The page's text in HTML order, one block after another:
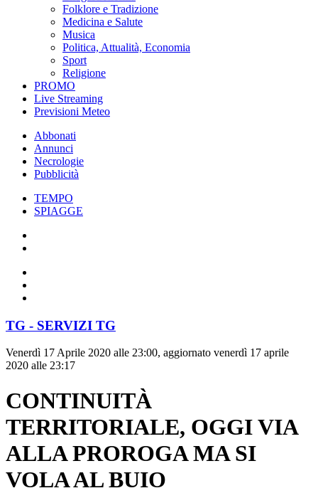
Folklore e Tradizione
Medicina e Salute
Musica
Politica, Attualità, Economia
Sport
Religione
PROMO
Live Streaming
Previsioni Meteo
Abbonati
Annunci
Necrologie
Pubblicità
TEMPO
SPIAGGE
TG - SERVIZI TG
Venerdì 17 Aprile 2020 alle 23:00, aggiornato venerdì 17 aprile
2020 alle 23:17
CONTINUITÀ
TERRITORIALE, OGGI VIA
ALLA PROROGA MA SI
VOLA AL BUIO